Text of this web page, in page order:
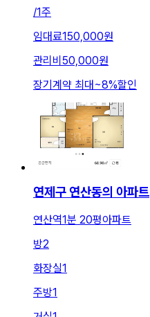
/1주
임대료150,000원
관리비 50,000원
장기계약 최대~8%할인
연제구 연산동의 아파트
연산역1분 20평아파트
방2
화장실1
주방1